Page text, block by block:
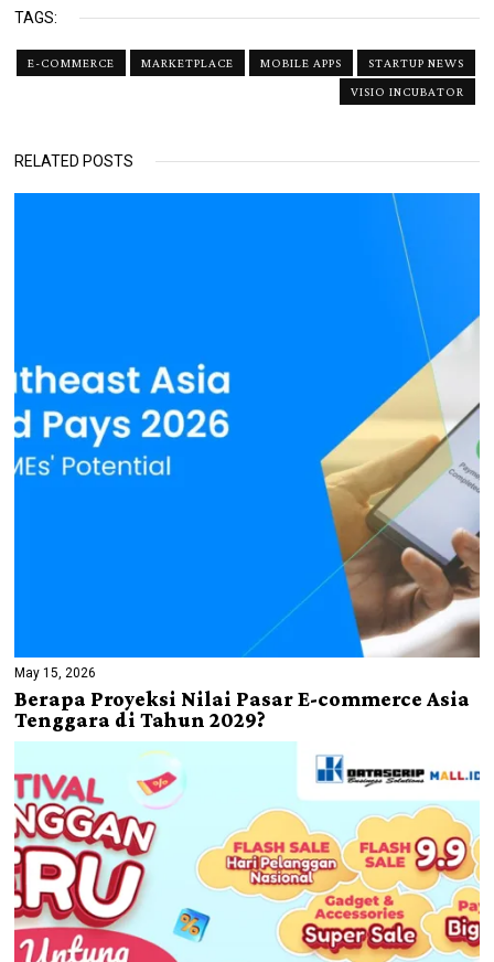
TAGS:
E-COMMERCE MARKETPLACE MOBILE APPS
STARTUP NEWS
VISIO INCUBATOR
RELATED POSTS
May 15, 2026
Berapa Proyeksi Nilai Pasar E-commerce Asia
Tenggara di Tahun 2029?